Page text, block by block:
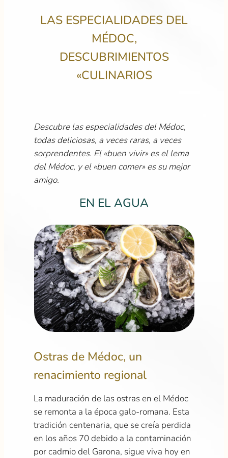
LAS ESPECIALIDADES DEL
MÉDOC,
DESCUBRIMIENTOS
«CULINARIOS
Descubre las especialidades del Médoc,
todas deliciosas, a veces raras, a veces
sorprendentes. El «buen vivir» es el lema
del Médoc, y el «buen comer» es su mejor
amigo.
EN EL AGUA
Ostras de Médoc, un
renacimiento regional
La maduración de las ostras en el Médoc
se remonta a la época galo-romana. Esta
tradición centenaria, que se creía perdida
en los años 70 debido a la contaminación
por cadmio del Garona, sigue viva hoy en